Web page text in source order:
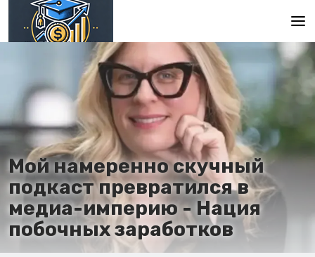
En
Es
Ru
Мой намеренно скучный
подкаст превратился в
медиа-империю - Нация
побочных заработков